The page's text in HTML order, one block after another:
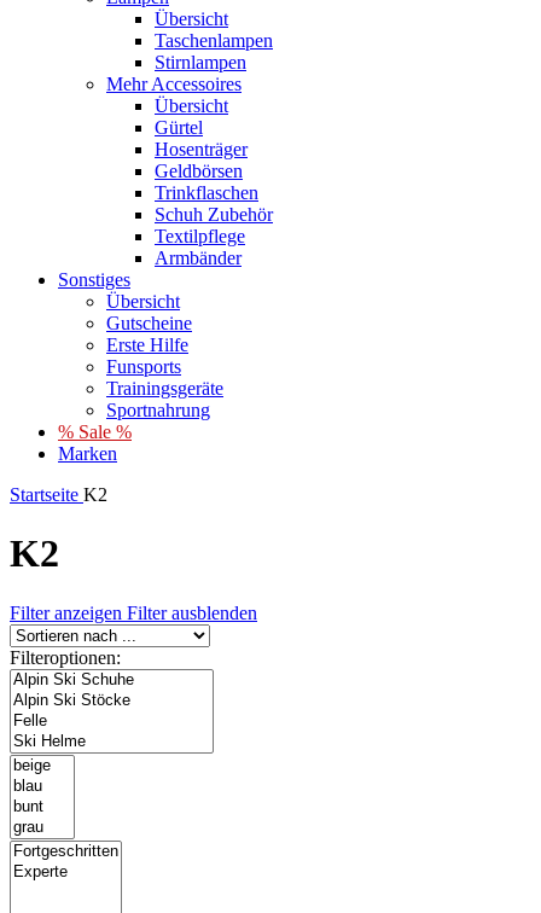
Übersicht
Taschenlampen
Stirnlampen
Mehr Accessoires
Übersicht
Gürtel
Hosenträger
Geldbörsen
Trinkflaschen
Schuh Zubehör
Textilpflege
Armbänder
Sonstiges
Übersicht
Gutscheine
Erste Hilfe
Funsports
Trainingsgeräte
Sportnahrung
% Sale %
Marken
Startseite K2
K2
Filter anzeigen Filter ausblenden
Filteroptionen: